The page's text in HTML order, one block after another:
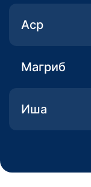
Аср
Магриб
Иша